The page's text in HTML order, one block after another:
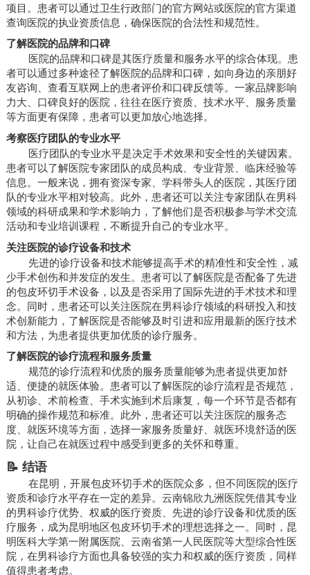
项目。患者可以通过卫生行政部门的官方网站或医院的官方渠道
查询医院的执业资质信息，确保医院的合法性和规范性。
了解医院的品牌和口碑
医院的品牌和口碑是其医疗质量和服务水平的综合体现。患
者可以通过多种途径了解医院的品牌和口碑，如向身边的亲朋好
友咨询、查看互联网上的患者评价和口碑反馈等。一家品牌影响
力大、口碑良好的医院，往往在医疗资质、技术水平、服务质量
等方面更有保障，患者可以更加放心地选择。
考察医疗团队的专业水平
医疗团队的专业水平是决定手术效果和安全性的关键因素。
患者可以了解医院专家团队的成员构成、专业背景、临床经验等
信息。一般来说，拥有资深专家、学科带头人的医院，其医疗团
队的专业水平相对较高。此外，患者还可以关注专家团队在男科
领域的科研成果和学术影响力，了解他们是否积极参与学术交流
活动和专业培训课程，不断提升自己的专业水平。
关注医院的诊疗设备和技术
先进的诊疗设备和技术能够提高手术的精准性和安全性，减
少手术创伤和并发症的发生。患者可以了解医院是否配备了先进
的包皮环切手术设备，以及是否采用了国际先进的手术技术和理
念。同时，患者还可以关注医院在男科诊疗领域的科研投入和技
术创新能力，了解医院是否能够及时引进和应用最新的医疗技术
和方法，为患者提供更加优质的诊疗服务。
了解医院的诊疗流程和服务质量
规范的诊疗流程和优质的服务质量能够为患者提供更加舒
适、便捷的就医体验。患者可以了解医院的诊疗流程是否规范，
从初诊、术前检查、手术实施到术后康复，每一个环节是否都有
明确的操作规范和标准。此外，患者还可以关注医院的服务态
度、就医环境等方面，选择一家服务质量好、就医环境舒适的医
院，让自己在就医过程中感受到更多的关怀和尊重。
📝 结语
在昆明，开展包皮环切手术的医院众多，但不同医院的医疗
资质和诊疗水平存在一定的差异。云南锦欣九洲医院凭借其专业
的男科诊疗优势、权威的医疗资质、先进的诊疗设备和优质的医
疗服务，成为昆明地区包皮环切手术的理想选择之一。同时，昆
明医科大学第一附属医院、云南省第一人民医院等大型综合性医
院，在男科诊疗方面也具备较强的实力和权威的医疗资质，同样
值得患者考虑。